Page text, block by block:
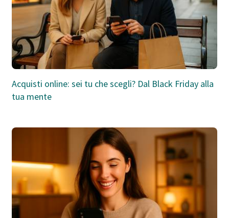
Acquisti online: sei tu che scegli? Dal Black Friday alla
tua mente